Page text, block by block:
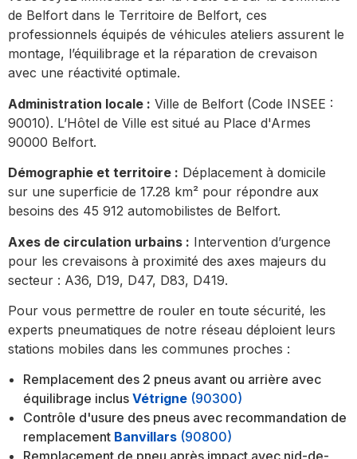
de Belfort dans le Territoire de Belfort, ces
professionnels équipés de véhicules ateliers assurent le
montage, l’équilibrage et la réparation de crevaison
avec une réactivité optimale.
Administration locale : Ville de Belfort (Code INSEE :
90010). L’Hôtel de Ville est situé au Place d'Armes
90000 Belfort.
Démographie et territoire : Déplacement à domicile
sur une superficie de 17.28 km² pour répondre aux
besoins des 45 912 automobilistes de Belfort.
Axes de circulation urbains : Intervention d’urgence
pour les crevaisons à proximité des axes majeurs du
secteur : A36, D19, D47, D83, D419.
Pour vous permettre de rouler en toute sécurité, les
experts pneumatiques de notre réseau déploient leurs
stations mobiles dans les communes proches :
Remplacement des 2 pneus avant ou arrière avec
équilibrage inclus Vétrigne (90300)
Contrôle d'usure des pneus avec recommandation de
remplacement Banvillars (90800)